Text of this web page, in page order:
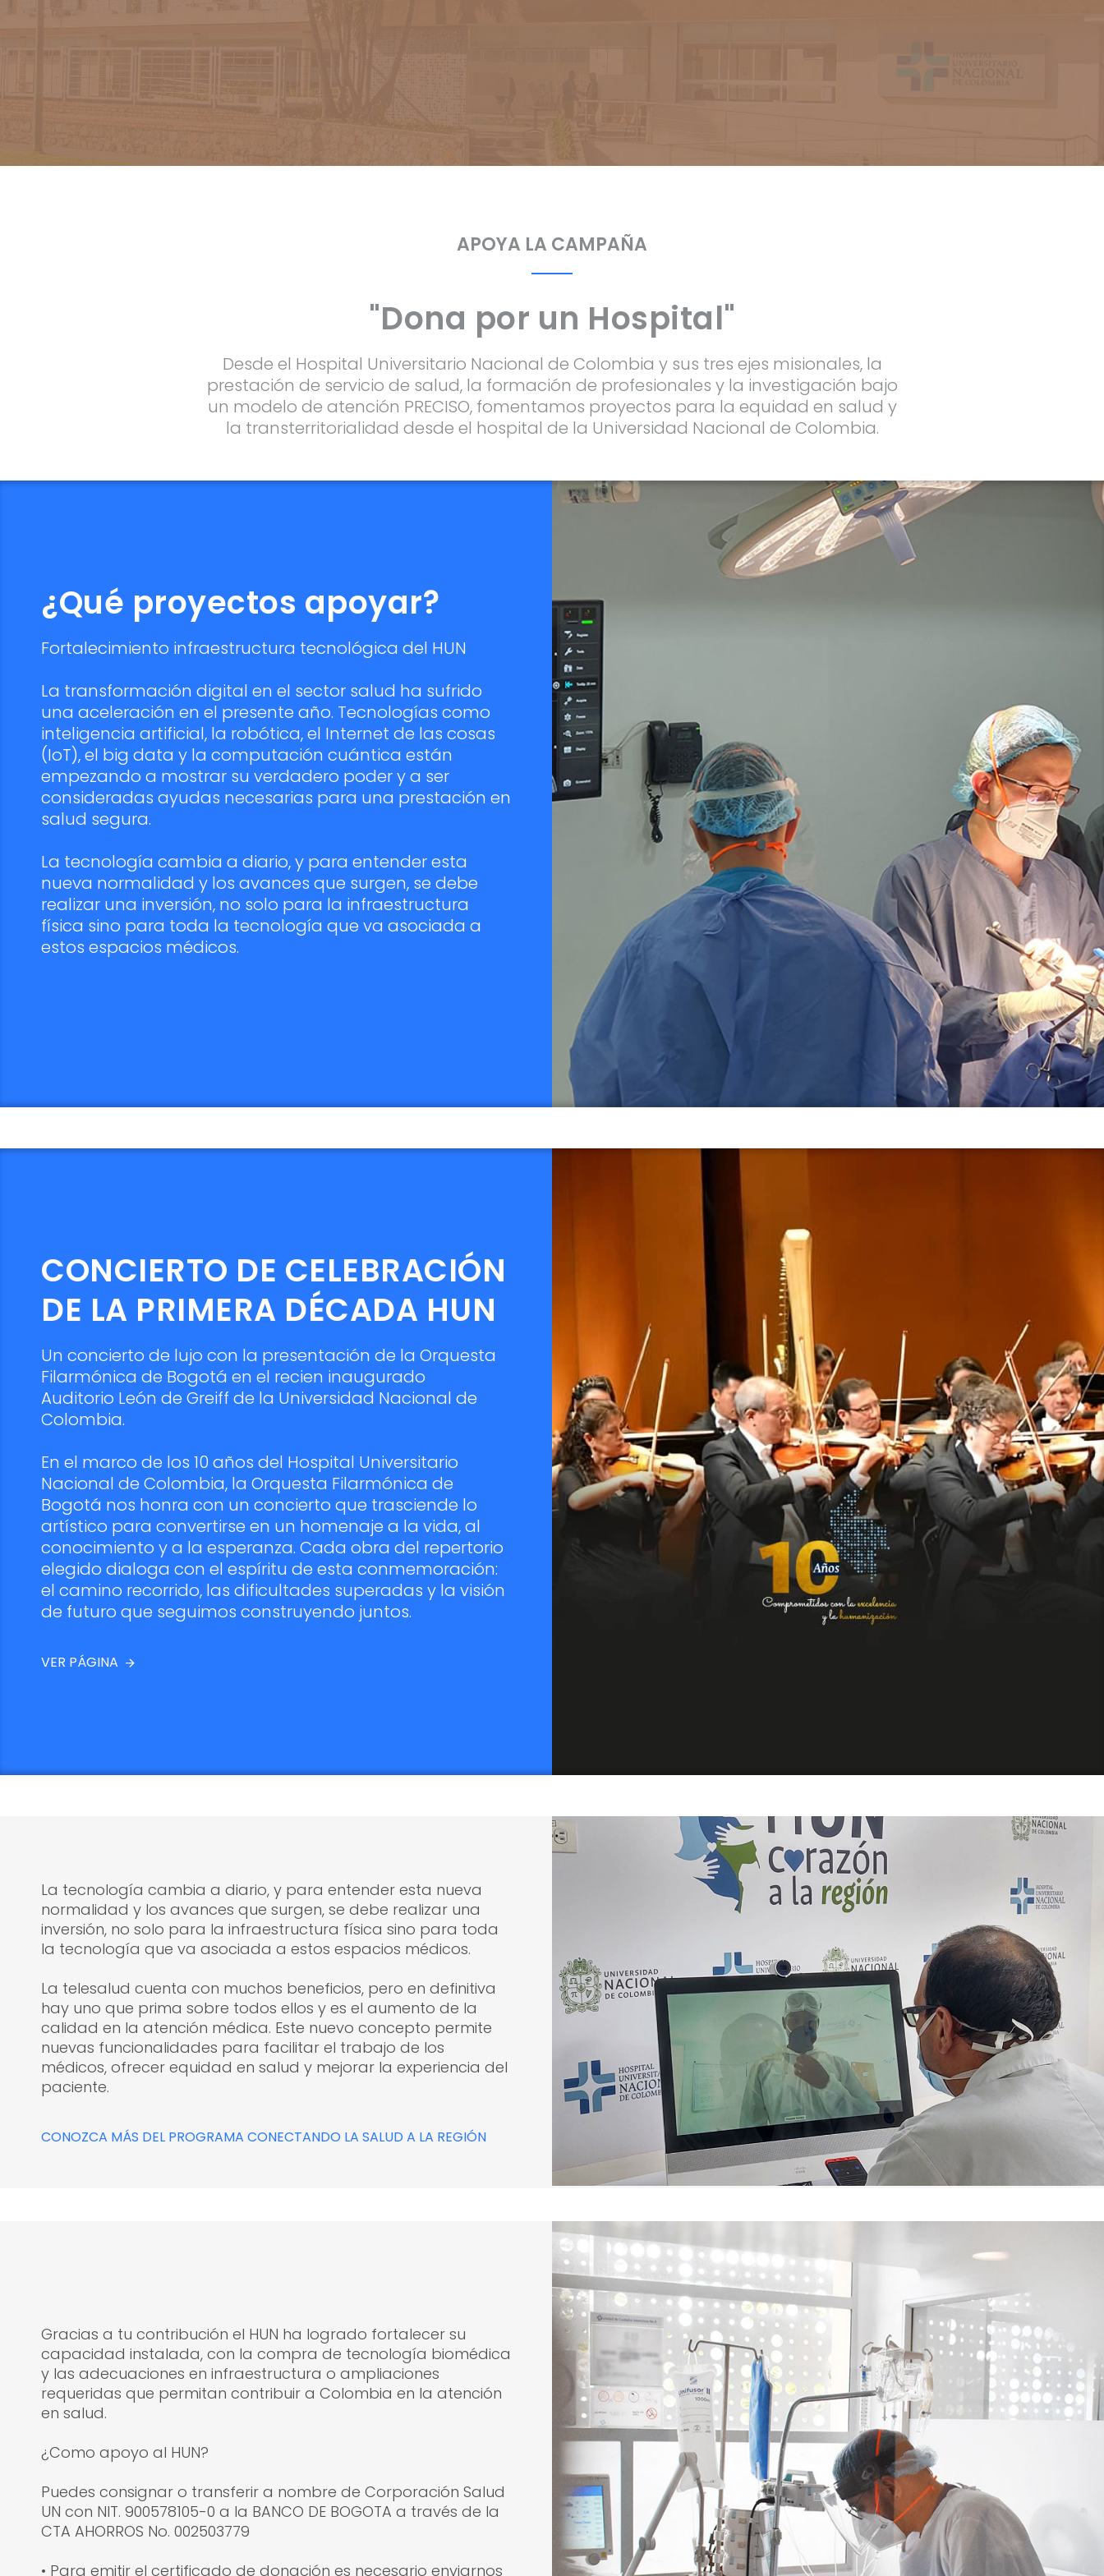
APOYA LA CAMPAÑA
"Dona por un Hospital"
Desde el Hospital Universitario Nacional de Colombia y sus tres ejes misionales, la
prestación de servicio de salud, la formación de profesionales y la investigación bajo
un modelo de atención PRECISO, fomentamos proyectos para la equidad en salud y
la transterritorialidad desde el hospital de la Universidad Nacional de Colombia.
¿Qué proyectos apoyar?
Fortalecimiento infraestructura tecnológica del HUN
La transformación digital en el sector salud ha sufrido
una aceleración en el presente año. Tecnologías como
inteligencia artificial, la robótica, el Internet de las cosas
(IoT), el big data y la computación cuántica están
empezando a mostrar su verdadero poder y a ser
consideradas ayudas necesarias para una prestación en
salud segura.
La tecnología cambia a diario, y para entender esta
nueva normalidad y los avances que surgen, se debe
realizar una inversión, no solo para la infraestructura
física sino para toda la tecnología que va asociada a
estos espacios médicos.
CONCIERTO DE CELEBRACIÓN
DE LA PRIMERA DÉCADA HUN
Un concierto de lujo con la presentación de la Orquesta
Filarmónica de Bogotá en el recien inaugurado
Auditorio León de Greiff de la Universidad Nacional de
Colombia.
En el marco de los 10 años del Hospital Universitario
Nacional de Colombia, la Orquesta Filarmónica de
Bogotá nos honra con un concierto que trasciende lo
artístico para convertirse en un homenaje a la vida, al
conocimiento y a la esperanza. Cada obra del repertorio
elegido dialoga con el espíritu de esta conmemoración:
el camino recorrido, las dificultades superadas y la visión
de futuro que seguimos construyendo juntos.
VER PÁGINA
La tecnología cambia a diario, y para entender esta nueva
normalidad y los avances que surgen, se debe realizar una
inversión, no solo para la infraestructura física sino para toda
la tecnología que va asociada a estos espacios médicos.
La telesalud cuenta con muchos beneficios, pero en definitiva
hay uno que prima sobre todos ellos y es el aumento de la
calidad en la atención médica. Este nuevo concepto permite
nuevas funcionalidades para facilitar el trabajo de los
médicos, ofrecer equidad en salud y mejorar la experiencia del
paciente.
CONOZCA MÁS DEL PROGRAMA CONECTANDO LA SALUD A LA REGIÓN
Gracias a tu contribución el HUN ha logrado fortalecer su
capacidad instalada, con la compra de tecnología biomédica
y las adecuaciones en infraestructura o ampliaciones
requeridas que permitan contribuir a Colombia en la atención
en salud.
¿Como apoyo al HUN?
Puedes consignar o transferir a nombre de Corporación Salud
UN con NIT. 900578105-0 a la BANCO DE BOGOTA a través de la
CTA AHORROS No. 002503779
• Para emitir el certificado de donación es necesario enviarnos